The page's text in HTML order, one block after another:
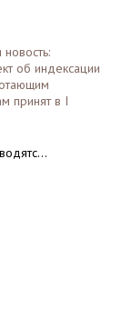
об индексации
принят в I